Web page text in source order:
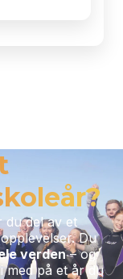
du del av et
Du
verden– og
med på et år du